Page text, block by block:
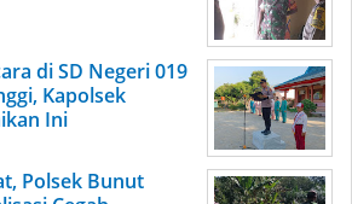
di SD Negeri 019
Kapolsek
Ini
Polsek Bunut